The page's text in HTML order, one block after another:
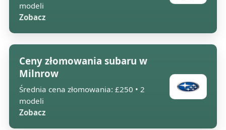
modeli
Zobacz
Ceny złomowania subaru w
Milnrow
Średnia cena złomowania: £250 • 2
modeli
Zobacz